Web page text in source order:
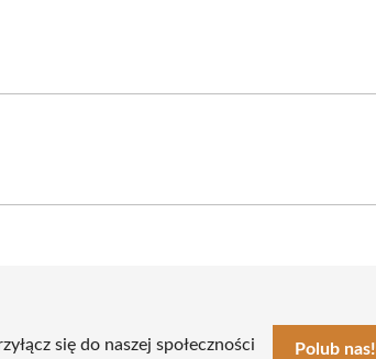
się do naszej społeczności
Polub nas!